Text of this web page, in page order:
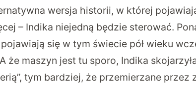
wersja historii, w której
– Indika niejedną będzie sterować.
się w tym świecie pół wieku
że maszyn jest tu sporo, Indika
tym bardziej, że przemierzane przez